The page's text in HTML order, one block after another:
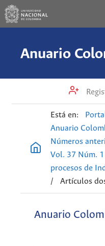
Está en:
Anuario
Números
Vol. 37 Núm.
procesos de
/
Artículos
Anuario